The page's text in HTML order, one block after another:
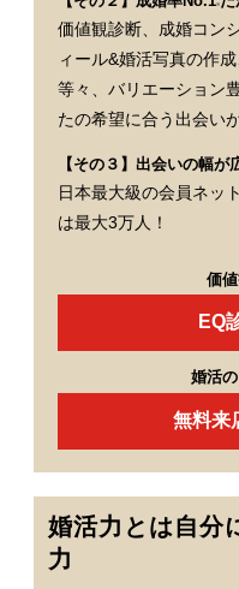
※
価値観診断、成婚コン
ィール&婚活写真の作
等々、バリエーション
たの希望に合う出会い
【その３】出会いの幅が
日本最大級の会員ネッ
は最大3万人！
価
EQ
婚活
無料来
婚活力とは自分
力